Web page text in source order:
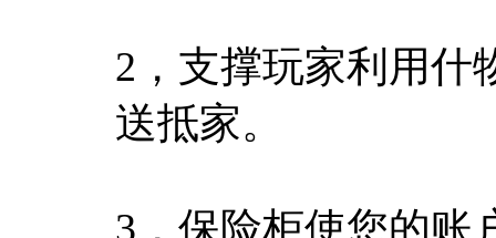
2，支撑玩家利用什
送抵家。
3，保险柜使您的账